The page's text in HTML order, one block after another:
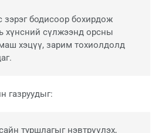
зэрэг бодисоор бохирдож
хүнсний сүлжээнд орсны
хэцүү, зарим тохиолдолд
газруудыг:
туршлагыг нэвтрүүлэх,